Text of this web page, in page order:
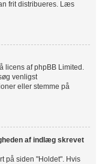
frit distribueres. Læs
licens af phpBB Limited.
venligst
eller stemme på
af indlæg skrevet
på siden "Holdet". Hvis